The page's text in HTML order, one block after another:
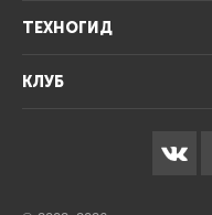
ТЕХНОГИД
КЛУБ